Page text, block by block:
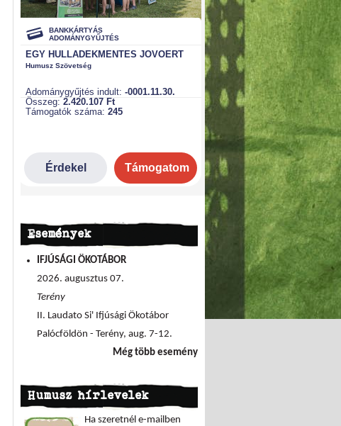
Események
IFJÚSÁGI ÖKOTÁBOR
2026. augusztus 07.
Terény
II. Laudato Si' Ifjúsági Ökotábor
Palócföldön - Terény, aug. 7-12.
Még több esemény
Humusz hírlevelek
Ha szeretnél e-mailben